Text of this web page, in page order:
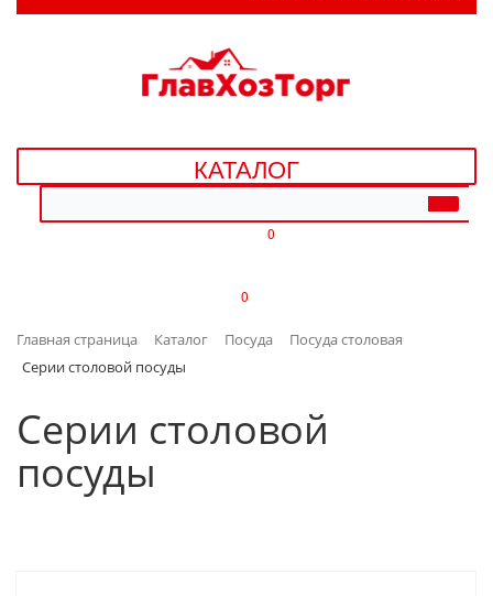
ДАЧА, САД И ОГОРОД
ДЕТСКИЕ ТОВАРЫ
ИНТЕРЬЕР
КЛИМАТИЧЕСКАЯ ТЕХНИКА
КАТАЛОГ
0
0
Главная страница Каталог Посуда
Посуда столовая
Серии столовой посуды
Серии столовой
посуды